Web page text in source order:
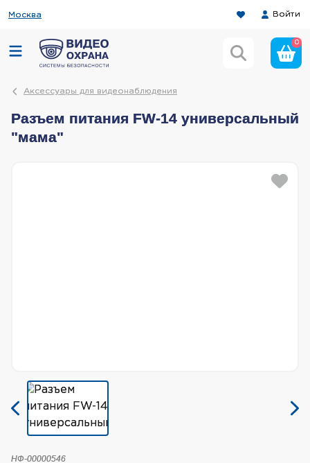
Москва Войти
0
Аксессуары для видеонаблюдения
Разъем питания FW-14 универсальный
"мама"
НФ-00000546